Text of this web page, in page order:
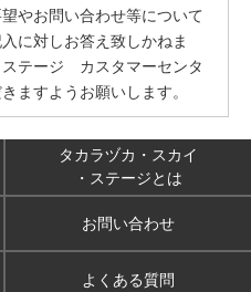
やお問い合わせ等について
に対しお答え致しかねま
テージ カスタマーセンタ
ますようお願いします。
タカラヅカ・スカイ
・ステージとは
お問い合わせ
よくある質問